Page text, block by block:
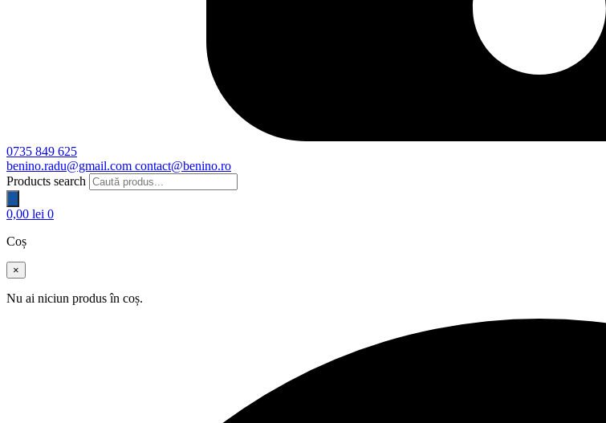
0735 849 625
benino.radu@gmail.com contact@benino.ro
Products search
0,00 lei 0
Coș
×
Nu ai niciun produs în coș.